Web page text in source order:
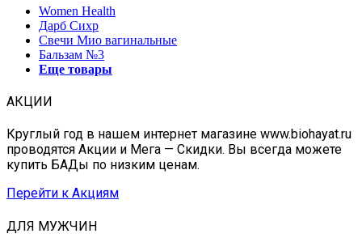
Women Health
Дарб Сихр
Свечи Мио вагинальные
Бальзам №3
Еще товары
АКЦИИ
Круглый год в нашем интернет магазине www.biohayat.ru
проводятся Акции и Мега — Скидки. Вы всегда можете
купить БАДы по низким ценам.
Перейти к Акциям
ДЛЯ МУЖЧИН